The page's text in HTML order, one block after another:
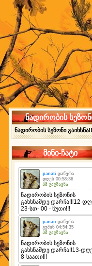
ნადირობის
ნადირობის სეზონი
მინი-ჩატი